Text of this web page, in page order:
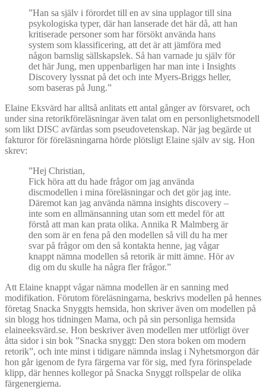
”Han sa själv i förordet till en av sina upplagor till sina
psykologiska typer, där han lanserade det här då, att han
kritiserade personer som har försökt använda hans
system som klassificering, att det är att jämföra med
någon barnslig sällskapslek. Så han varnade ju själv för
det här Jung, men uppenbarligen har man inte i Insights
Discovery lyssnat på det och inte Myers-Briggs heller,
som baseras på Jung.”
Elaine Eksvärd har alltså anlitats ett antal gånger av försvaret, och
under sina retorikföreläsningar även talat om en personlighetsmodell
som likt DISC avfärdas som pseudovetenskap. När jag begärde ut
fakturor för föreläsningarna hörde plötsligt Elaine själv av sig. Hon
skrev:
”Hej Christian,
Fick höra att du hade frågor om jag använda
discmodellen i mina föreläsningar och det gör jag inte.
Däremot kan jag använda nämna insights discovery –
inte som en allmänsanning utan som ett medel för att
förstå att man kan prata olika. Annika R Malmberg är
den som är en fena på den modellen så vill du ha mer
svar på frågor om den så kontakta henne, jag vågar
knappt nämna modellen så retorik är mitt ämne. Hör av
dig om du skulle ha några fler frågor.”
Att Elaine knappt vågar nämna modellen är en sanning med
modifikation. Förutom föreläsningarna, beskrivs modellen på hennes
företag Snacka Snyggts hemsida, hon skriver även om modellen på
sin blogg hos tidningen Mama, och på sin personliga hemsida
elaineeksvärd.se. Hon beskriver även modellen mer utförligt över
åtta sidor i sin bok ”Snacka snyggt: Den stora boken om modern
retorik”, och inte minst i tidigare nämnda inslag i Nyhetsmorgon där
hon går igenom de fyra färgerna var för sig, med fyra förinspelade
klipp, där hennes kollegor på Snacka Snyggt rollspelar de olika
färgenergierna.